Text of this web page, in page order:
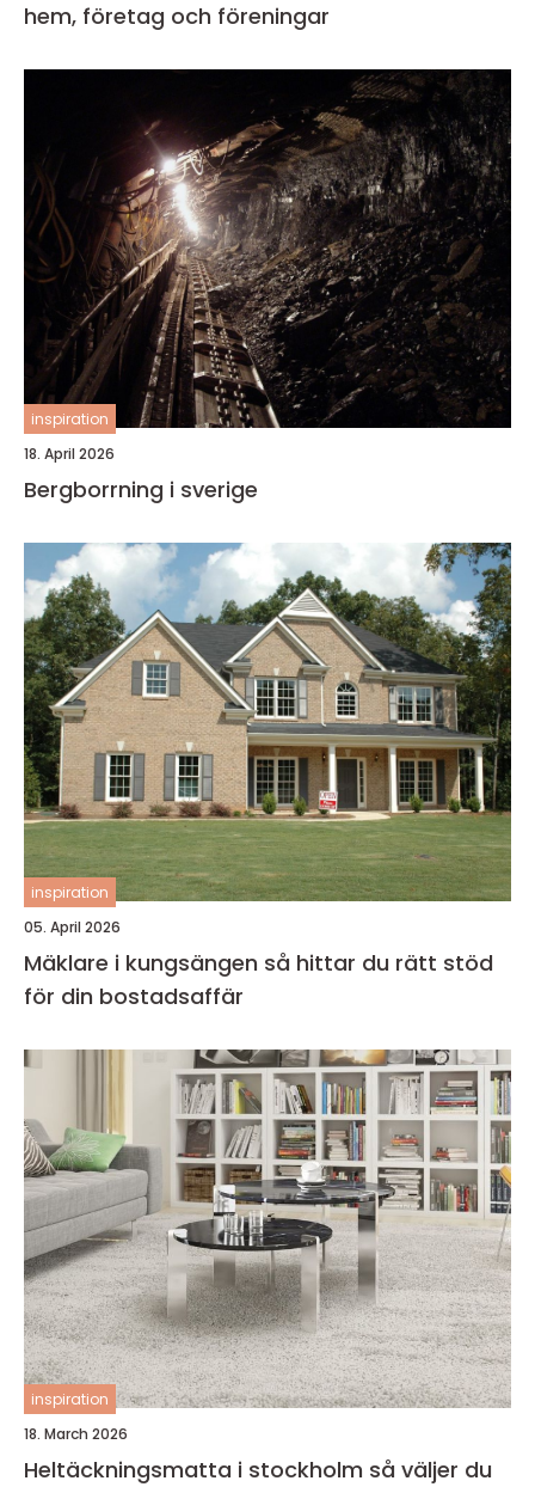
hem, företag och föreningar
inspiration
18. April 2026
Bergborrning i sverige
inspiration
05. April 2026
Mäklare i kungsängen så hittar du rätt stöd
för din bostadsaffär
inspiration
18. March 2026
Heltäckningsmatta i stockholm så väljer du